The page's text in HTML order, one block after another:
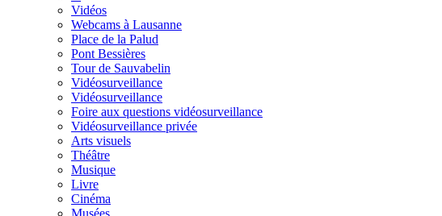
Vidéos
Webcams à Lausanne
Place de la Palud
Pont Bessières
Tour de Sauvabelin
Vidéosurveillance
Vidéosurveillance
Foire aux questions vidéosurveillance
Vidéosurveillance privée
Arts visuels
Théâtre
Musique
Livre
Cinéma
Musées